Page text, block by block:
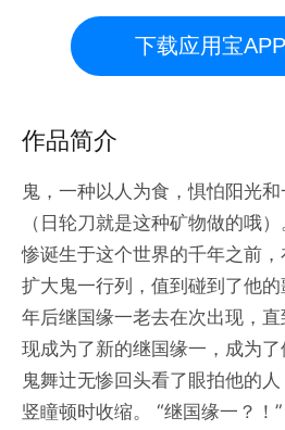
下载应用宝
作品简介
鬼，一种以人为食，惧怕阳光
（日轮刀就是这种矿物做的哦
惨诞生于这个世界的千年之前
扩大鬼一行列，值到碰到了他
年后继国缘一老去在次出现，
现成为了新的继国缘一，成为
鬼舞辻无惨回头看了眼拍他的
竖瞳顿时收缩。 “继国缘一？！